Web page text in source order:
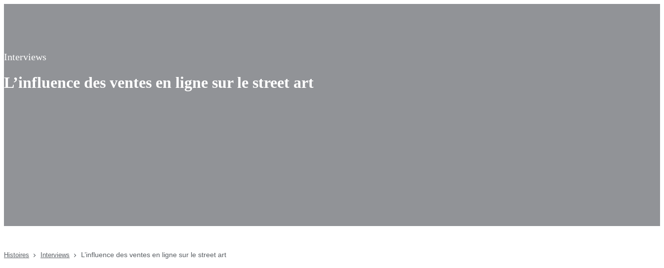
Interviews
L’influence des ventes en ligne sur le street art
Histoires Interviews L’influence des ventes en ligne sur le street art